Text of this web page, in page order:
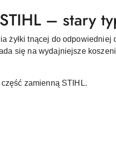
– stary
żyłki tnącej do odpowiedniej
się na wydajniejsze
zamienną STIHL.